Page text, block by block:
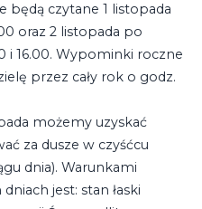
czytane 1 listopada
oraz 2 listopada po
i 16.00. Wypominki roczne
przez cały rok o godz.
możemy uzyskać
za dusze w czyśćcu
dnia). Warunkami
jest: stan łaski